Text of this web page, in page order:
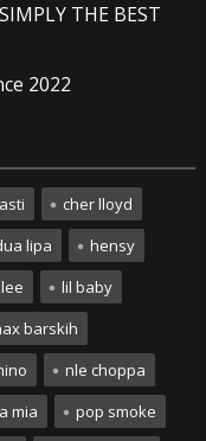
THE BEST
2022
cher lloyd
lipa
hensy
lil baby
barskih
nle choppa
mia pop smoke